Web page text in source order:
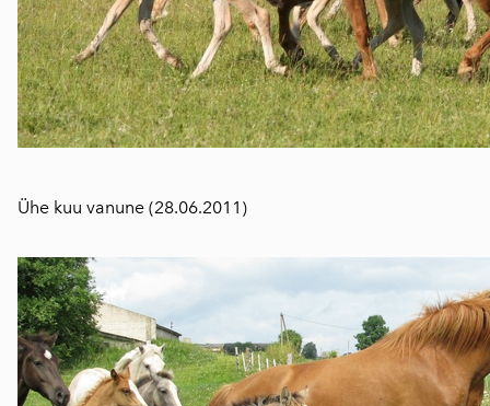
Ühe kuu vanune (28.06.2011)